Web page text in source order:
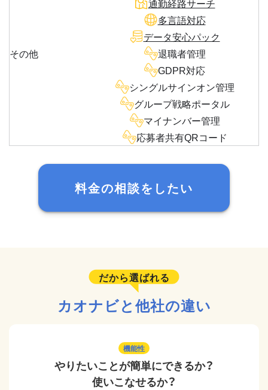
その他
通勤経路サーチ
多言語対応
データ安心パック
退職者管理
GDPR対応
シングルサインオン管理
グループ戦略ポータル
マイナンバー管理
応募者共有QRコード
料金の相談をしたい
だから選ばれる
カオナビと他社の違い
機能性
やりたいことが簡単にできるか？
使いこなせるか？